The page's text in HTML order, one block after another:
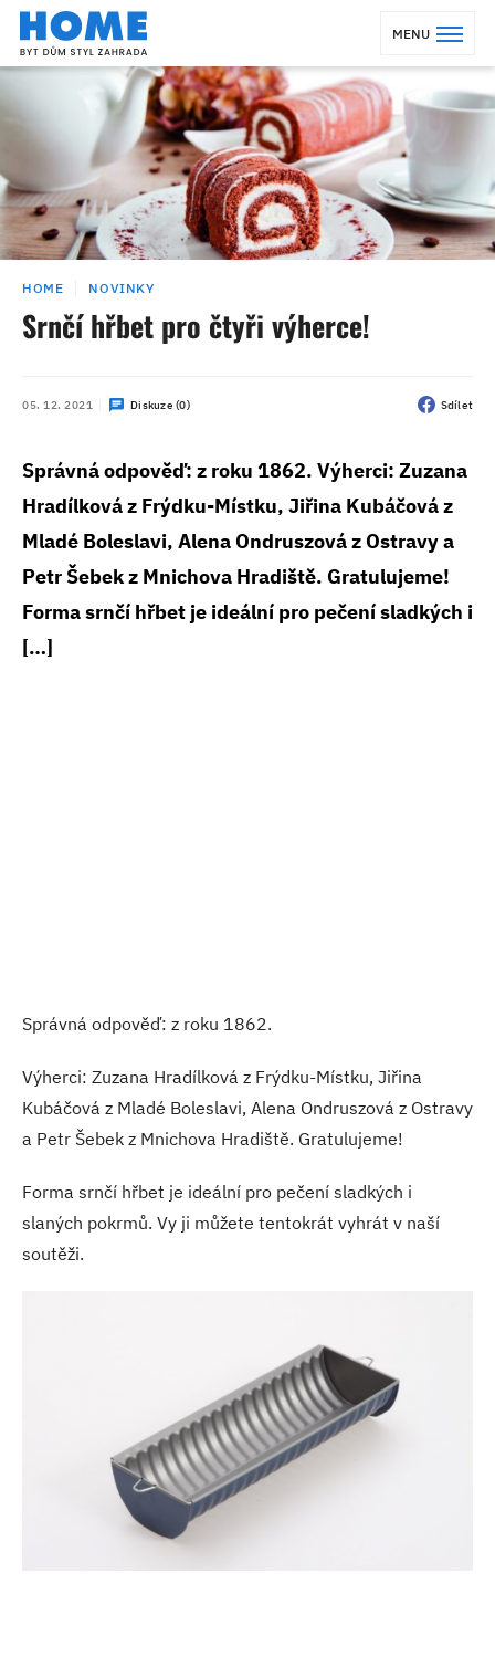
MENU
HOME NOVINKY
Srnčí hřbet pro čtyři výherce!
05. 12. 2021 Diskuze (0) Sdílet
Správná odpověď: z roku 1862. Výherci: Zuzana
Hradílková z Frýdku-Místku, Jiřina Kubáčová z
Mladé Boleslavi, Alena Ondruszová z Ostravy a
Petr Šebek z Mnichova Hradiště. Gratulujeme!
Forma srnčí hřbet je ideální pro pečení sladkých i
[…]
Správná odpověď: z roku 1862.
Výherci: Zuzana Hradílková z Frýdku-Místku, Jiřina
Kubáčová z Mladé Boleslavi, Alena Ondruszová z Ostravy
a Petr Šebek z Mnichova Hradiště. Gratulujeme!
Forma srnčí hřbet je ideální pro pečení sladkých i
slaných pokrmů. Vy ji můžete tentokrát vyhrát v naší
soutěži.